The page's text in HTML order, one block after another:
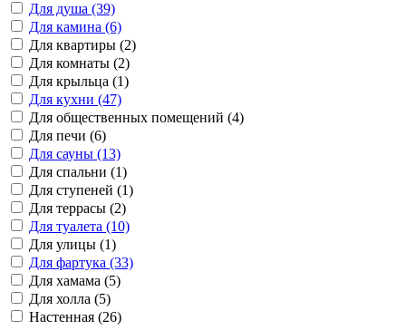
Для душа (39)
Для камина (6)
Для квартиры (2)
Для комнаты (2)
Для крыльца (1)
Для кухни (47)
Для общественных помещений (4)
Для печи (6)
Для сауны (13)
Для спальни (1)
Для ступеней (1)
Для террасы (2)
Для туалета (10)
Для улицы (1)
Для фартука (33)
Для хамама (5)
Для холла (5)
Настенная (26)